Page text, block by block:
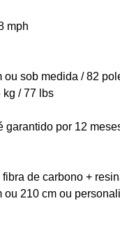
mph
ou sob medida / 82
kg / 77 lbs
garantido por 12
de carbono +
ou 210 cm ou